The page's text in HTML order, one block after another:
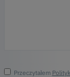
Przeczytałem